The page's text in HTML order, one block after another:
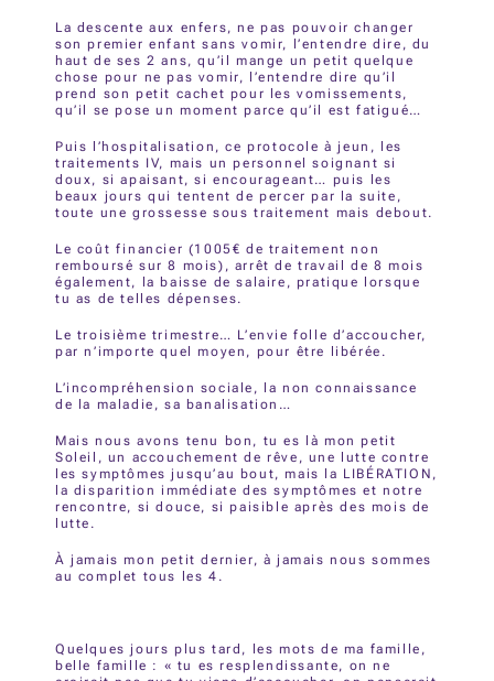
La descente aux enfers, ne pas pouvoir changer
son premier enfant sans vomir, l’entendre dire, du
haut de ses 2 ans, qu’il mange un petit quelque
chose pour ne pas vomir, l’entendre dire qu’il
prend son petit cachet pour les vomissements,
qu’il se pose un moment parce qu’il est fatigué…
Puis l’hospitalisation, ce protocole à jeun, les
traitements IV, mais un personnel soignant si
doux, si apaisant, si encourageant… puis les
beaux jours qui tentent de percer par la suite,
toute une grossesse sous traitement mais debout.
Le coût financier (1005€ de traitement non
remboursé sur 8 mois), arrêt de travail de 8 mois
également, la baisse de salaire, pratique lorsque
tu as de telles dépenses.
Le troisième trimestre… L’envie folle d’accoucher,
par n’importe quel moyen, pour être libérée.
L’incompréhension sociale, la non connaissance
de la maladie, sa banalisation…
Mais nous avons tenu bon, tu es là mon petit
Soleil, un accouchement de rêve, une lutte contre
les symptômes jusqu’au bout, mais la LIBÉRATION,
la disparition immédiate des symptômes et notre
rencontre, si douce, si paisible après des mois de
lutte.
À jamais mon petit dernier, à jamais nous sommes
au complet tous les 4.
Quelques jours plus tard, les mots de ma famille,
belle famille : « tu es resplendissante, on ne